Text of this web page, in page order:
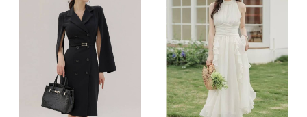
ビジネススーツ ロング パンツス
ーツ ロングパンツ ペプラム ノー
カラースーツ ペプラムジャケット
レディーススーツ 大きいサイズ
オフィス OL オフィスカジュアル
ビジネス 結婚式 パーティー お
呼ばれ ブラック ネイビー グレ
ー S M L XL 2XL 3XL 4XL 5
XL 10代 20代 30代 40代 C-
WAW1079
ワンピドレス OL エレガント フ
ォーマル ブラック ボルドー ホワ
イト 大きいサイズ きれいめ ドレ
スワンピース お呼ばれ 韓国 フ
ァッション オフィスカジュアル 韓
国風 キャバドレス ナイトドレス
ナイトワンピ カジュアル 10代 2
0代 30代 40代 C-OSS0127